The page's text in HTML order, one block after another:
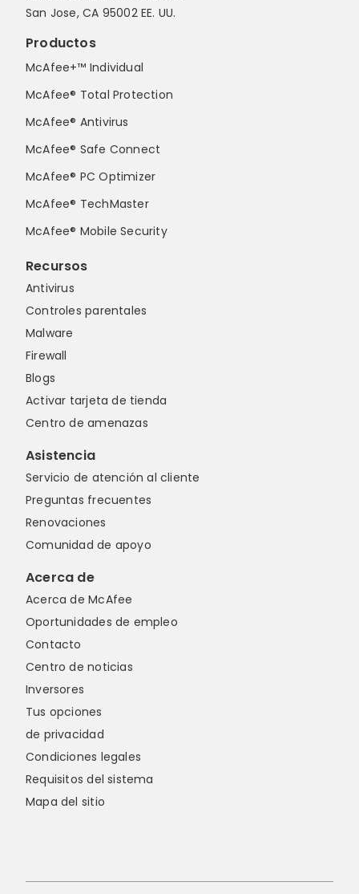
San Jose, CA 95002 EE. UU.
Productos
McAfee+™ Individual
McAfee® Total Protection
McAfee® Antivirus
McAfee® Safe Connect
McAfee® PC Optimizer
McAfee® TechMaster
McAfee® Mobile Security
Recursos
Antivirus
Controles parentales
Malware
Firewall
Blogs
Activar tarjeta de tienda
Centro de amenazas
Asistencia
Servicio de atención al cliente
Preguntas frecuentes
Renovaciones
Comunidad de apoyo
Acerca de
Acerca de McAfee
Oportunidades de empleo
Contacto
Centro de noticias
Inversores
Tus opciones
de privacidad
Condiciones legales
Requisitos del sistema
Mapa del sitio